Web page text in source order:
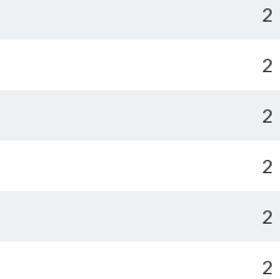
2
2
2
2
2
2